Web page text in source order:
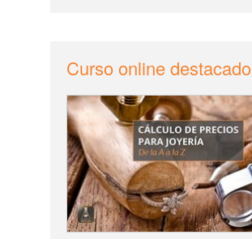
Curso online destacado